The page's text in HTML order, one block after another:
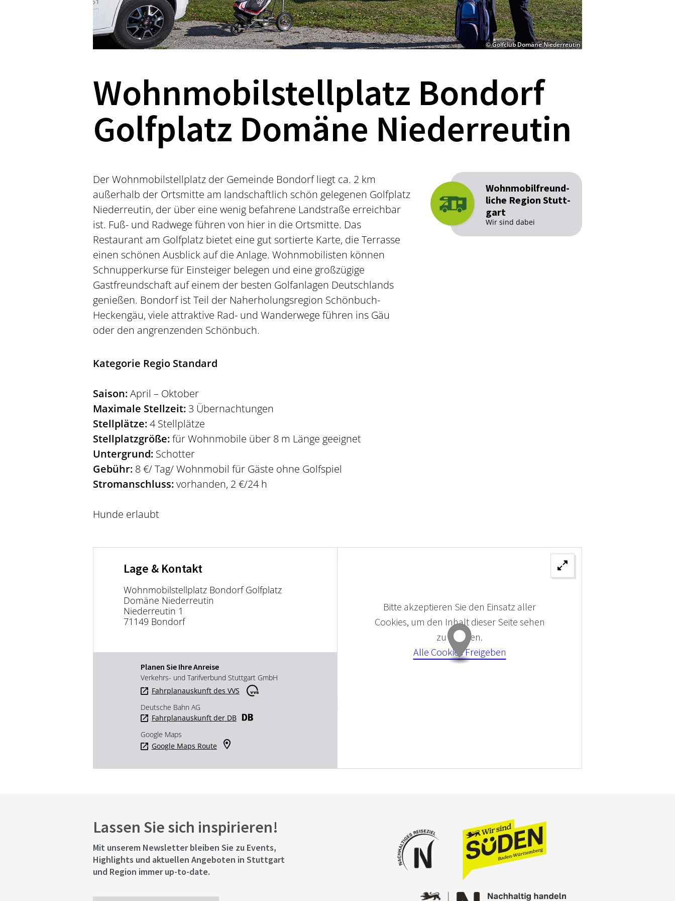
© Golfclub Domäne Niederreutin
Wohnmobilstellplatz Bondorf
Golfplatz Domäne Niederreutin
Der Wohnmobilstellplatz der Gemeinde Bondorf liegt ca. 2 km
außerhalb der Ortsmitte am landschaftlich schön gelegenen Golfplatz
Niederreutin, der über eine wenig befahrene Landstraße erreichbar
ist. Fuß- und Radwege führen von hier in die Ortsmitte. Das
Restaurant am Golfplatz bietet eine gut sortierte Karte, die Terrasse
einen schönen Ausblick auf die Anlage. Wohnmobilisten können
Schnupperkurse für Einsteiger belegen und eine großzügige
Gastfreundschaft auf einem der besten Golfanlagen Deutschlands
genießen. Bondorf ist Teil der Naherholungsregion Schönbuch-
Heckengäu, viele attraktive Rad- und Wanderwege führen ins Gäu
oder den angrenzenden Schönbuch.
Kategorie Regio Standard
Saison:April – Oktober
Maximale Stellzeit:3 Übernachtungen
Stellplätze:4 Stellplätze
Stellplatzgröße:für Wohnmobile über 8 m Länge geeignet
Untergrund:Schotter
Gebühr:8 €/ Tag/ Wohnmobil für Gäste ohne Golfspiel
Stromanschluss:vorhanden, 2 €/24 h
Hunde erlaubt
Wohn­mo­bilfreund­
li­che Re­gi­on Stutt­
gart
Wir sind dabei
Lage & Kontakt
Wohnmobilstellplatz Bondorf Golfplatz
Domäne Niederreutin
Niederreutin 1
71149 Bondorf
Planen Sie Ihre Anreise
Verkehrs- und Tarifverbund Stuttgart GmbH
Fahrplanauskunft des VVS
Deutsche Bahn AG
Fahrplanauskunft der DB
Google Maps
Google Maps Route
Bitte akzeptieren Sie den Einsatz aller
Cookies, um den Inhalt dieser Seite sehen
zu können.
Alle Cookies Freigeben
Lassen Sie sich inspirieren!
Mit unserem Newsletter bleiben Sie zu Events,
Highlights und aktuellen Angeboten in Stuttgart
und Region immer up-to-date.